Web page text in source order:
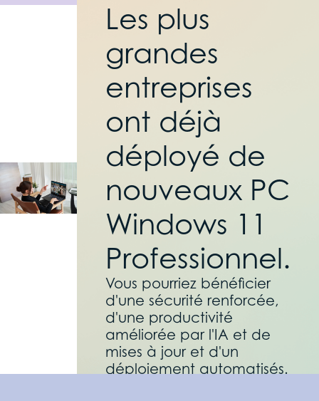
Les plus
grandes
entreprises
ont déjà
déployé de
nouveaux PC
Windows 11
Professionnel.
Vous pourriez bénéficier
d'une sécurité renforcée,
d'une productivité
améliorée par l'IA et de
mises à jour et d'un
déploiement automatisés.